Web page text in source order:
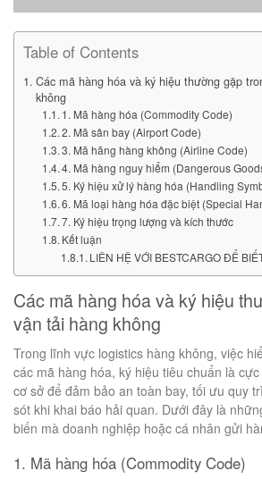
Table of Contents
Các mã hàng hóa và ký hiệu thường gặp
không
1. Mã hàng hóa (Commodity Code)
2. Mã sân bay (Airport Code)
3. Mã hãng hàng không (Airline Code)
4. Mã hàng nguy hiểm (Dangerous
5. Ký hiệu xử lý hàng hóa (Handling
6. Mã loại hàng hóa đặc biệt (Special
7. Ký hiệu trọng lượng và kích thước
Kết luận
LIÊN HỆ VỚI BESTCARGO ĐỂ
Các mã hàng hóa và ký hiệu
vận tải hàng không
Trong lĩnh vực logistics hàng không, việc
các mã hàng hóa, ký hiệu tiêu chuẩn là
cơ sở để đảm bảo an toàn bay, tối ưu quy
sót khi khai báo hải quan. Dưới đây là
biến mà doanh nghiệp hoặc cá nhân gửi
1. Mã hàng hóa (Commodity Code)